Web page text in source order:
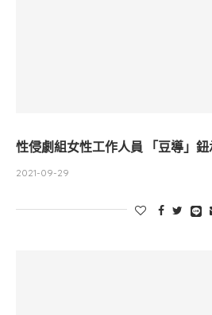
性侵劇組女性工作人員 「豆導」
2021-09-29